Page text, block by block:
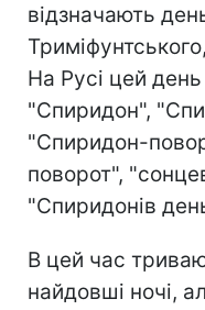
відзначають
На Русі цей
"Спиридон",
"Спиридон-
поворот",
"Спиридонів
В цей час
найдовші ночі,